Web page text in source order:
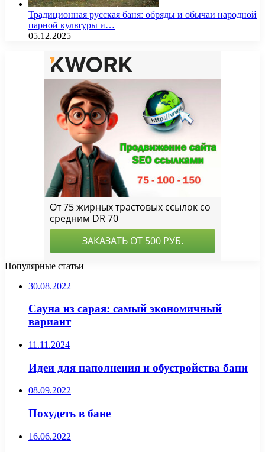
Традиционная русская баня: обряды и обычаи народной
парной культуры и…
05.12.2025
Популярные статьи
30.08.2022
Сауна из сарая: самый экономичный
вариант
11.11.2024
Идеи для наполнения и обустройства бани
08.09.2022
Похудеть в бане
16.06.2022